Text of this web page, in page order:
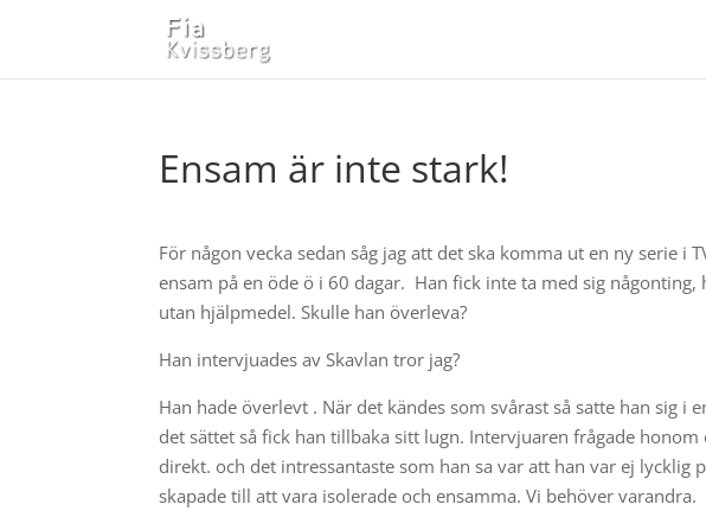
Ensam är inte stark!
För någon vecka sedan såg jag att det ska komma ut en ny serie i
ensam på en öde ö i 60 dagar. Han fick inte ta med sig
utan hjälpmedel. Skulle han överleva?
Han intervjuades av Skavlan tror jag?
Han hade överlevt . När det kändes som svårast så satte han sig
det sättet så fick han tillbaka sitt lugn. Intervjuaren frågade
direkt. och det intressantaste som han sa var att han var ej lycklig
skapade till att vara isolerade och ensamma. Vi behöver varandra.